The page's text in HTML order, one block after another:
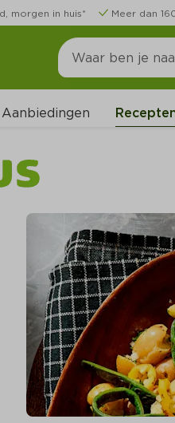
morgen in huis* Meer dan
Aanbiedingen